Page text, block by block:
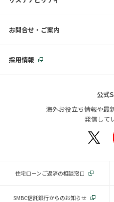
お問合せ・ご案内
採用情報
公式
海外お役立ち情報や最
発信して
住宅ローンご返済の相談窓口
SMBC信託銀行からのお知らせ